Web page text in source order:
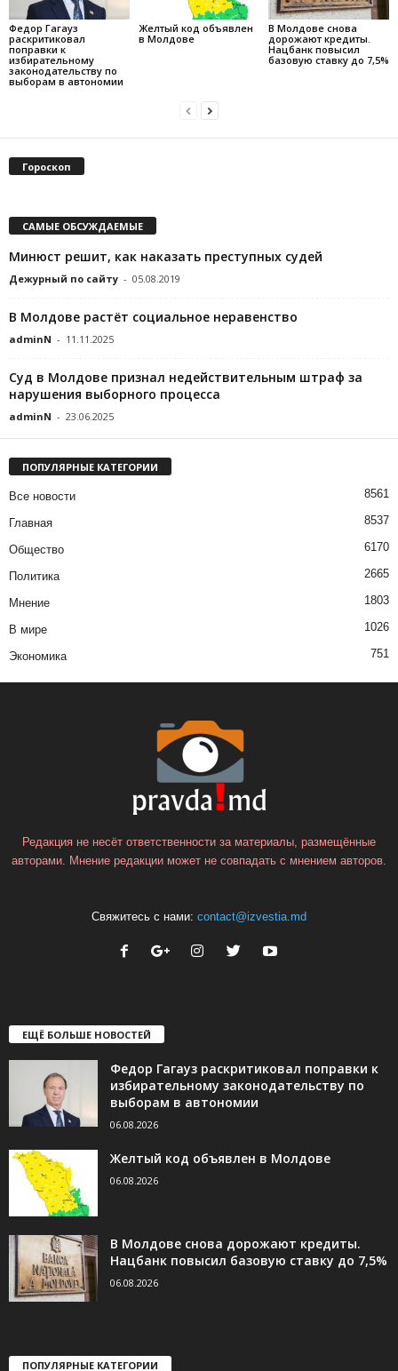
Федор Гагауз
раскритиковал
поправки к
избирательному
законодательству по
выборам в автономии
Желтый код объявлен
в Молдове
В Молдове снова
дорожают кредиты.
Нацбанк повысил
базовую ставку до 7,5%
Гороскоп
САМЫЕ ОБСУЖДАЕМЫЕ
Минюст решит, как наказать преступных судей
Дежурный по сайту - 05.08.2019
В Молдове растёт социальное неравенство
adminN - 11.11.2025
Суд в Молдове признал недействительным штраф за
нарушения выборного процесса
adminN - 23.06.2025
ПОПУЛЯРНЫЕ КАТЕГОРИИ
Все новости 8561
Главная 8537
Общество 6170
Политика 2665
Мнение 1803
В мире 1026
Экономика 751
Редакция не несёт ответственности за материалы, размещённые
авторами. Мнение редакции может не совпадать с мнением авторов.
Свяжитесь с нами: contact@izvestia.md
ЕЩЁ БОЛЬШЕ НОВОСТЕЙ
Федор Гагауз раскритиковал поправки к
избирательному законодательству по
выборам в автономии
06.08.2026
Желтый код объявлен в Молдове
06.08.2026
В Молдове снова дорожают кредиты.
Нацбанк повысил базовую ставку до 7,5%
06.08.2026
ПОПУЛЯРНЫЕ КАТЕГОРИИ